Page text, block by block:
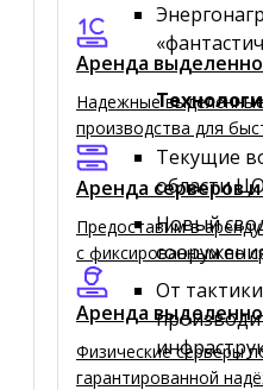
Аренда
Надежные
производства для
Аренда серверов
Предоставим в
с фиксированным по
Аренда
Физические серверы
гарантированной
Текущие
области
Новый
От